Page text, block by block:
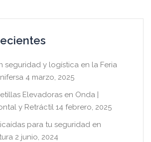
seguridad y logística en la Feria
4 marzo, 2025
Elevadoras en Onda |
y Retráctil 14 febrero, 2025
para tu seguridad en
2 junio, 2024